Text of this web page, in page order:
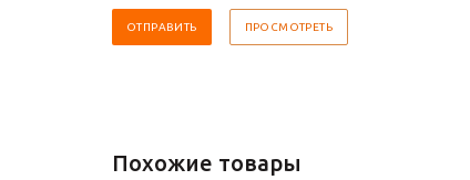
Похожие товары